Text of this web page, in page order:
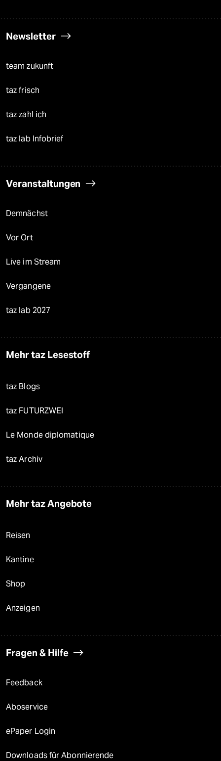
Newsletter
team zukunft
taz frisch
taz zahl ich
taz lab Infobrief
Veranstaltungen
Demnächst
Vor Ort
Live im Stream
Vergangene
taz lab 2027
Mehr taz Lesestoff
taz Blogs
taz FUTURZWEI
Le Monde diplomatique
taz Archiv
Mehr taz Angebote
Reisen
Kantine
Shop
Anzeigen
Fragen & Hilfe
Feedback
Aboservice
ePaper Login
Downloads für Abonnierende